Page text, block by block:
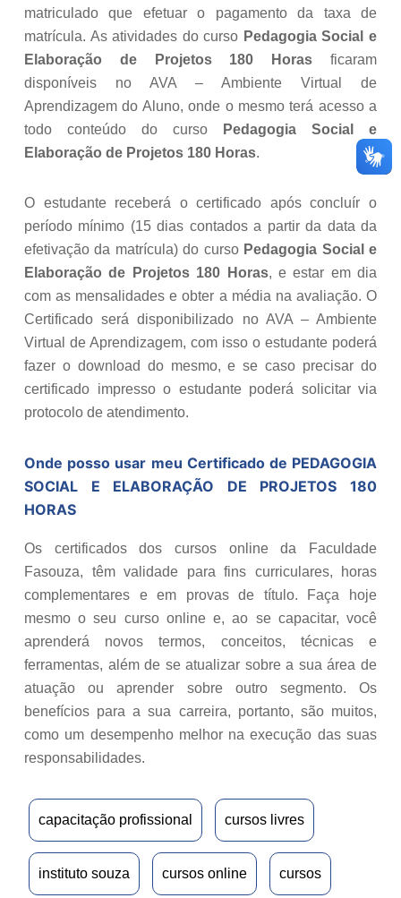
matriculado que efetuar o pagamento da taxa de
matrícula. As atividades do curso Pedagogia Social e
Elaboração de Projetos 180 Horas ficaram
disponíveis no AVA – Ambiente Virtual de
Aprendizagem do Aluno, onde o mesmo terá acesso a
todo conteúdo do curso
Pedagogia Social e
Elaboração de Projetos 180 Horas.
O estudante receberá o certificado após concluír o
período mínimo (15 dias contados a partir da data da
efetivação da matrícula) do curso Pedagogia Social e
Elaboração de Projetos 180 Horas, e estar em dia
com as mensalidades e obter a média na avaliação. O
Certificado será disponibilizado no AVA – Ambiente
Virtual de Aprendizagem, com isso o estudante poderá
fazer o download do mesmo, e se caso precisar do
certificado impresso o estudante poderá solicitar via
protocolo de atendimento.
Onde posso usar meu Certificado de PEDAGOGIA
SOCIAL E ELABORAÇÃO DE PROJETOS 180
HORAS
Os certificados dos cursos online da Faculdade
Fasouza, têm validade para fins curriculares, horas
complementares e em provas de título. Faça hoje
mesmo o seu curso online e, ao se capacitar, você
aprenderá novos termos, conceitos, técnicas e
ferramentas, além de se atualizar sobre a sua área de
atuação ou aprender sobre outro segmento. Os
benefícios para a sua carreira, portanto, são muitos,
como um desempenho melhor na execução das suas
responsabilidades.
capacitação profissional cursos livres
instituto souza cursos online cursos